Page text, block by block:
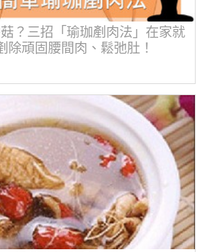
？三招「瑜珈剷肉法」在家就
除頑固腰間肉、鬆弛肚！